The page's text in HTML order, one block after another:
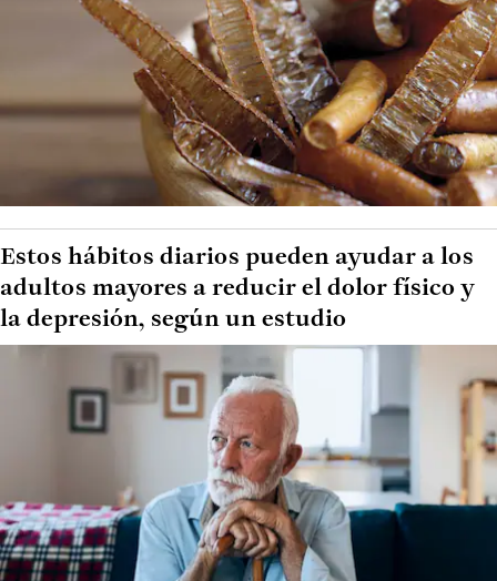
Estos hábitos diarios pueden ayudar a los
adultos mayores a reducir el dolor físico y
la depresión, según un estudio